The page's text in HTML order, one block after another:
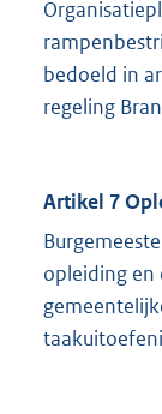
bedoeld in
regeling
Artikel 7
opleiding en